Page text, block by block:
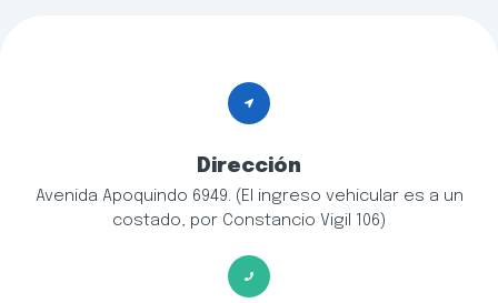
Dirección
Avenida Apoquindo 6949. (El ingreso vehicular es a un
costado, por Constancio Vigil 106)